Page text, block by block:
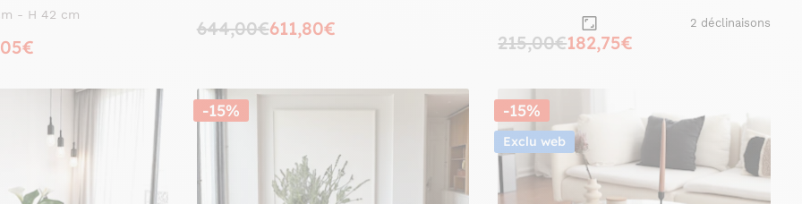
- H 42 cm
644,00€611,80€ 2 déclinaisons
215,00€182,75€
-15% -15%
Exclu web